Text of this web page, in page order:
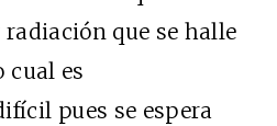
que se halle
cual es
pues se espera